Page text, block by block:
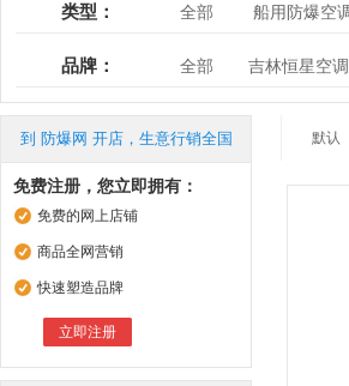
类型： 全部 船用防爆空
品牌： 全部 吉林恒星空
南阳市三禾防爆电气
到 防爆网 开店，生意行销全国
免费注册，您立即拥有：
免费的网上店铺
商品全网营销
快速塑造品牌
立即注册
默认